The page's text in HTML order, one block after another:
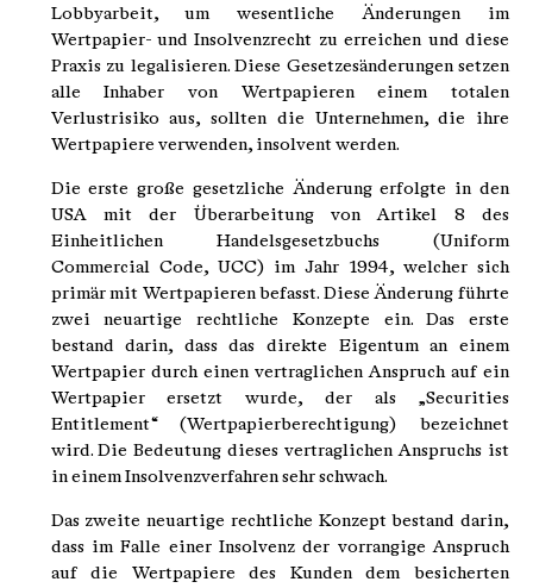
Lobbyarbeit, um wesentliche Änderungen im
Wertpapier- und Insolvenzrecht zu erreichen und diese
Praxis zu legalisieren. Diese Gesetzesänderungen setzen
alle Inhaber von Wertpapieren einem totalen
Verlustrisiko aus, sollten die Unternehmen, die ihre
Wertpapiere verwenden, insolvent werden.
Die erste große gesetzliche Änderung erfolgte in den
USA mit der Überarbeitung von Artikel 8 des
Einheitlichen Handelsgesetzbuchs (Uniform
Commercial Code, UCC) im Jahr 1994, welcher sich
primär mit Wertpapieren befasst. Diese Änderung führte
zwei neuartige rechtliche Konzepte ein. Das erste
bestand darin, dass das direkte Eigentum an einem
Wertpapier durch einen vertraglichen Anspruch auf ein
Wertpapier ersetzt wurde, der als „Securities
Entitlement“ (Wertpapierberechtigung) bezeichnet
wird. Die Bedeutung dieses vertraglichen Anspruchs ist
in einem Insolvenzverfahren sehr schwach.
Das zweite neuartige rechtliche Konzept bestand darin,
dass im Falle einer Insolvenz der vorrangige Anspruch
auf die Wertpapiere des Kunden dem besicherten